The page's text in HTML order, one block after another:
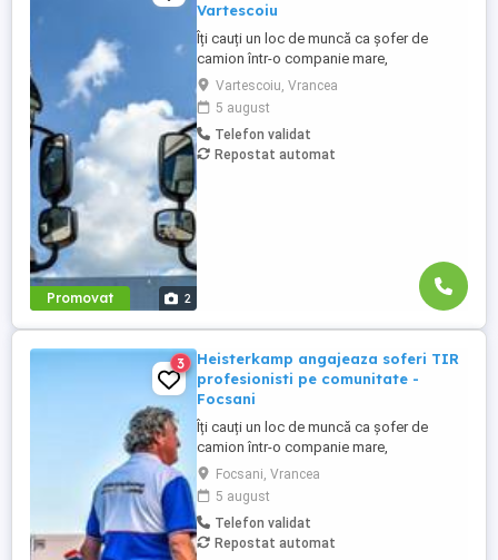
Promovat 2
Vartescoiu
Îți cauți un loc de muncă ca șofer de
camion într-o companie mare,
internațională și stabilă? Atunci vino în
echipa Heisterkamp! Angajăm șoferi cu
sau fără experiență și echipaje pentru
transport internațional. Beneficii: training
de inițiere la începutul activității în cadrul
Vartescoiu, Vrancea
5 august
Telefon validat
Repostat automat
3
Heisterkamp angajeaza soferi TIR
profesionisti pe comunitate -
Focsani
Îți cauți un loc de muncă ca șofer de
camion într-o companie mare,
internațională și stabilă? Atunci vino în
echipa Heisterkamp! Angajăm șoferi cu
sau fără experiență și echipaje pentru
transport internațional. Beneficii: training
de inițiere la începutul activității în cadrul
Focsani, Vrancea
5 august
Telefon validat
Repostat automat